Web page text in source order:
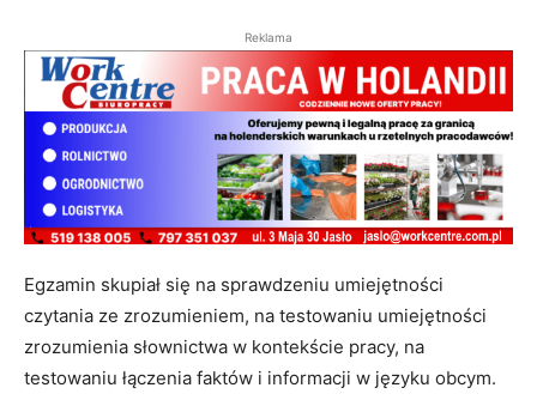
Reklama
Egzamin skupiał się na sprawdzeniu umiejętności
czytania ze zrozumieniem, na testowaniu umiejętności
zrozumienia słownictwa w kontekście pracy, na
testowaniu łączenia faktów i informacji w języku obcym.